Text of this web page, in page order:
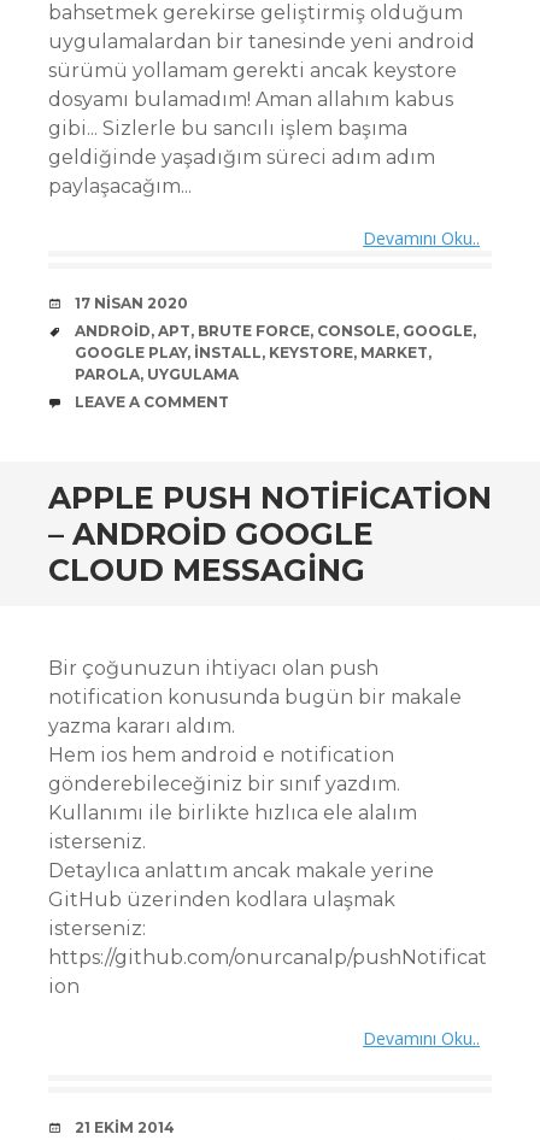
bahsetmek gerekirse geliştirmiş olduğum
uygulamalardan bir tanesinde yeni android
sürümü yollamam gerekti ancak keystore
dosyamı bulamadım! Aman allahım kabus
gibi... Sizlerle bu sancılı işlem başıma
geldiğinde yaşadığım süreci adım adım
paylaşacağım...
Devamını Oku..
DATE
17 NISAN 2020
TAGS
ANDROID, APT, BRUTE FORCE, CONSOLE, GOOGLE,
GOOGLE PLAY, INSTALL, KEYSTORE, MARKET,
PAROLA, UYGULAMA
COMMENTS
LEAVE A COMMENT
APPLE PUSH NOTIFICATION
– ANDROID GOOGLE
CLOUD MESSAGING
Bir çoğunuzun ihtiyacı olan push
notification konusunda bugün bir makale
yazma kararı aldım.
Hem ios hem android e notification
gönderebileceğiniz bir sınıf yazdım.
Kullanımı ile birlikte hızlıca ele alalım
isterseniz.
Detaylıca anlattım ancak makale yerine
GitHub üzerinden kodlara ulaşmak
isterseniz:
https://github.com/onurcanalp/pushNotificat
ion
Devamını Oku..
DATE
21 EKIM 2014